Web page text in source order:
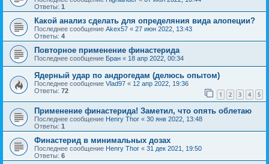
Ответы: 1
Какой анализ сделать для определяния вида алопеции?
Последнее сообщение Akex57 « 27 июн 2022, 13:43
Ответы: 4
Повторное применение финастерида
Последнее сообщение Бран « 18 апр 2022, 00:34
Ядерный удар по андрогедам (делюсь опытом)
Последнее сообщение Vlad97 « 12 апр 2022, 19:36
Ответы: 72 1 2 3 4 5
Применение финастерида! Заметил, что опять облетаю
Последнее сообщение Henry Thor « 30 янв 2022, 13:48
Ответы: 1
Финастерид в минимальных дозах
Последнее сообщение Henry Thor « 31 дек 2021, 19:50
Ответы: 6